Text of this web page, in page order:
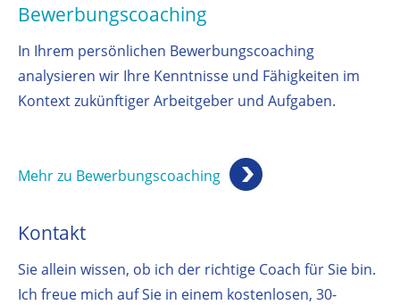
Bewerbungscoaching
In Ihrem persönlichen Bewerbungscoaching
analysieren wir Ihre Kenntnisse und Fähigkeiten im
Kontext zukünftiger Arbeitgeber und Aufgaben.
Mehr zu Bewerbungscoaching
Kontakt
Sie allein wissen, ob ich der richtige Coach für Sie bin.
Ich freue mich auf Sie in einem kostenlosen, 30-